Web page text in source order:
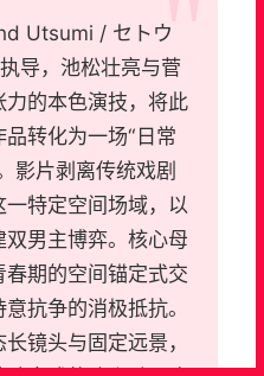
Utsumi / セトウ
导，池松壮亮与菅
的本色演技，将此
转化为一场“日常
影片剥离传统戏剧
特定空间场域，以
男主博弈。核心母
期的空间锚定式交
抗争的消极抵抗。
镜头与固定远景，